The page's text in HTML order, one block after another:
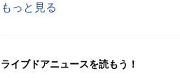
もっと見る
ライブドアニュースを読もう！